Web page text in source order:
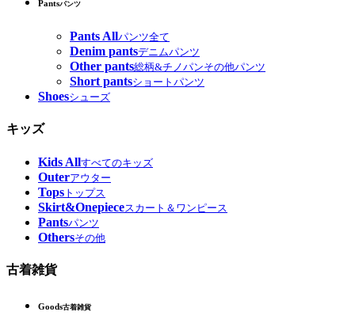
Pantsパンツ
Pants Allパンツ全て
Denim pantsデニムパンツ
Other pants総柄&チノパンその他パンツ
Short pantsショートパンツ
Shoesシューズ
キッズ
Kids Allすべてのキッズ
Outerアウター
Tops トップス
Skirt&Onepieceスカート＆ワンピース
Pantsパンツ
Othersその他
古着雑貨
Goods古着雑貨